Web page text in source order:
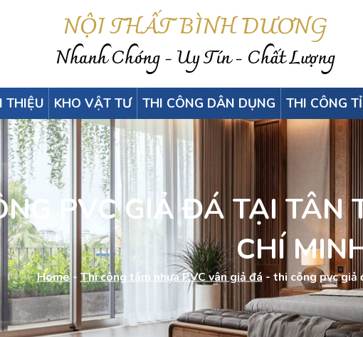
NỘI THẤT BÌNH DƯƠNG
Nhanh Chóng - Uy Tín - Chất Lượng
THIỆU KHO VẬT TƯ THI CÔNG DÂN DỤNG THI CÔNG
PVC GIẢ ĐÁ TẠI
CHÍ
Home-Thi công tấm nhựa PVC vân giả đá-thi công pvc giả